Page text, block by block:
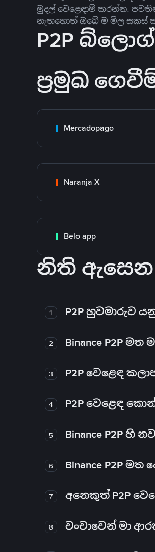
මුදල් වෙළෙඳාම් කරන්න.
නැතහොත් ඔබේ ම මිල සකස්
P2P බ්ලොග්
ප්‍රමුඛ
Mercadopago
Naranja X
Belo app
නිති ඇසෙන
1 P2P හුවමාරුව
2 Binance P2P
3 P2P වෙළෙඳ
4 P2P වෙළෙඳ
5 Binance P2P හි
6 Binance P2P
7 අනෙකුත් P2P
8 වංචාවෙන් මා